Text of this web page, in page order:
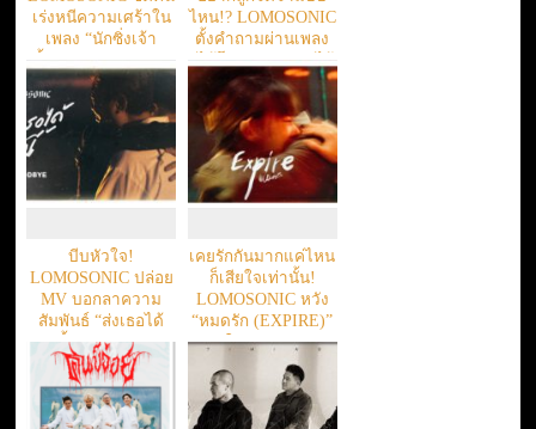
เร่งหนีความเศร้าใน
เพลง “นักซิ่งเจ้า
น้ำตา (ROUTE11)”
ไหน!? LOMOSONIC
ตั้งคำถามผ่านเพลง
“ได้โปรดจดจำฉันไว้
(MEMORY)”
บีบหัวใจ!
LOMOSONIC ปล่อย
MV บอกลาความ
สัมพันธ์ “ส่งเธอได้
เท่านี้ (GOODBYE)”
ยิ่งดูยิ่งจุก!
เคยรักกันมากแค่ไหน
ก็เสียใจเท่านั้น!
LOMOSONIC หวัง
“หมดรัก (EXPIRE)”
ดามใจคน…รักหมด